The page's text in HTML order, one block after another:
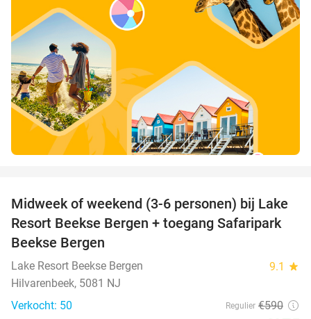
53%
Midweek of weekend (3-6 personen) bij Lake
Resort Beekse Bergen + toegang Safaripark
Beekse Bergen
Lake Resort Beekse Bergen 9.1 star
Hilvarenbeek, 5081 NJ
Verkocht: 50
Regulier €590